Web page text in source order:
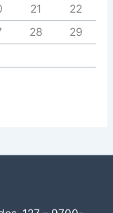
21
22
28
29